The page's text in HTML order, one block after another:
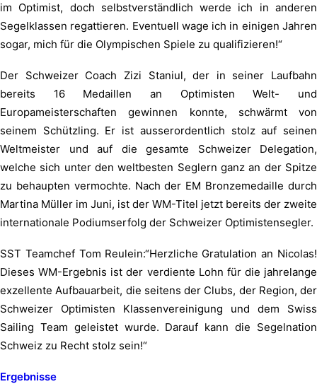
im Optimist, doch selbstverständlich werde ich in anderen
Segelklassen regattieren. Eventuell wage ich in einigen Jahren
sogar, mich für die Olympischen Spiele zu qualifizieren!“
Der Schweizer Coach Zizi Staniul, der in seiner Laufbahn
bereits 16 Medaillen an Optimisten Welt- und
Europameisterschaften gewinnen konnte, schwärmt von
seinem Schützling. Er ist ausserordentlich stolz auf seinen
Weltmeister und auf die gesamte Schweizer Delegation,
welche sich unter den weltbesten Seglern ganz an der Spitze
zu behaupten vermochte. Nach der EM Bronzemedaille durch
Martina Müller im Juni, ist der WM-Titel jetzt bereits der zweite
internationale Podiumserfolg der Schweizer Optimistensegler.
SST Teamchef Tom Reulein:“Herzliche Gratulation an Nicolas!
Dieses WM-Ergebnis ist der verdiente Lohn für die jahrelange
exzellente Aufbauarbeit, die seitens der Clubs, der Region, der
Schweizer Optimisten Klassenvereinigung und dem Swiss
Sailing Team geleistet wurde. Darauf kann die Segelnation
Schweiz zu Recht stolz sein!“
Ergebnisse